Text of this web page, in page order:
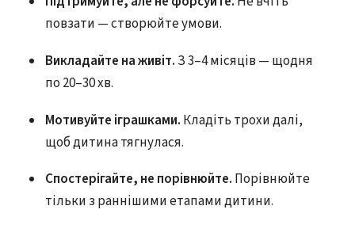
повзати — створюйте умови.
Викладайте на живіт. З 3–4 місяців — щодня
по 20–30 хв.
Мотивуйте іграшками. Кладіть трохи далі,
щоб дитина тягнулася.
Спостерігайте, не порівнюйте. Порівнюйте
тільки з раннішими етапами дитини.